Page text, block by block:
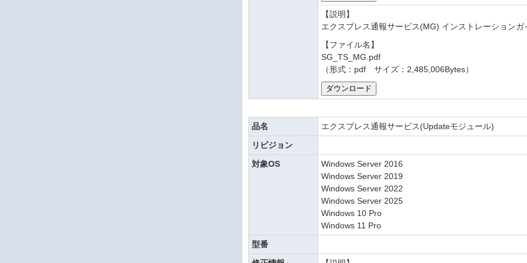
【説明】
エクスプレス通報サービス(MG) インストレーションガ
【ファイル名】
SG_TS_MG.pdf
（形式：pdf サイズ：2,485,006Bytes）
品名
エクスプレス通報サービス(Updateモジュール)
リビジョン
対象OS
Windows Server 2016
Windows Server 2019
Windows Server 2022
Windows Server 2025
Windows 10 Pro
Windows 11 Pro
型番